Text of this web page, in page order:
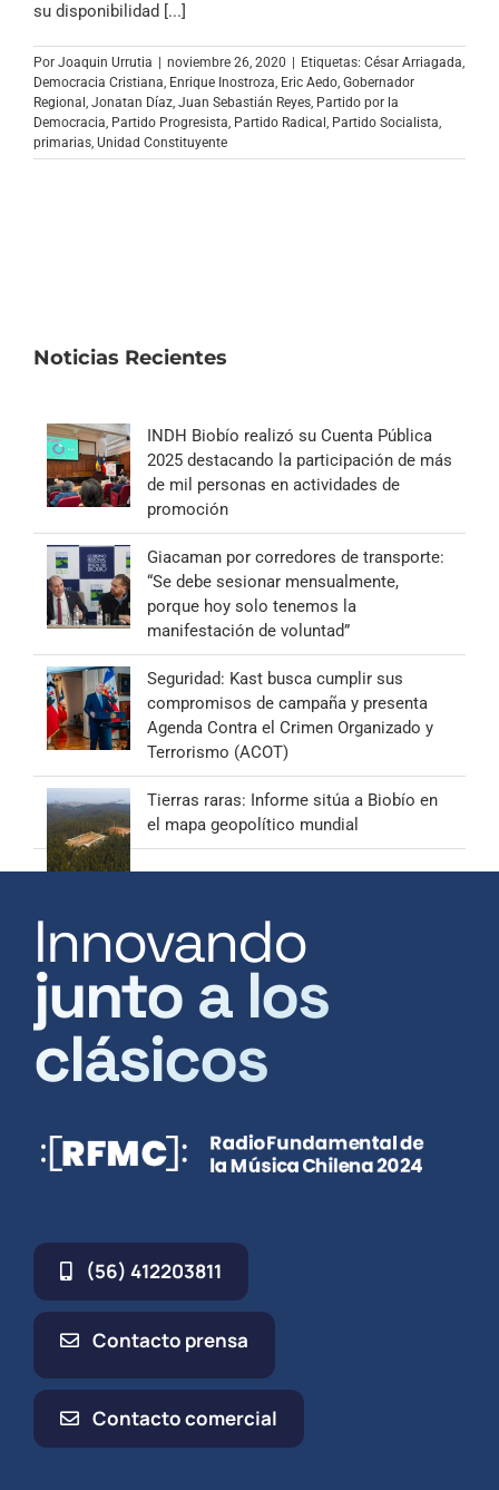
su disponibilidad [...]
Por Joaquin Urrutia noviembre 26, 2020 Etiquetas: César Arriagada,
Democracia Cristiana, Enrique Inostroza, Eric Aedo, Gobernador
Regional , Jonatan Díaz, Juan Sebastián Reyes, Partido por la
Democracia, Partido Progresista, Partido Radical , Partido Socialista,
primarias, Unidad Constituyente
Noticias Recientes
INDH Biobío realizó su Cuenta Pública
2025 destacando la participación de más
de mil personas en actividades de
promoción
Giacaman por corredores de transporte:
“Se debe sesionar mensualmente,
porque hoy solo tenemos la
manifestación de voluntad”
Seguridad: Kast busca cumplir sus
compromisos de campaña y presenta
Agenda Contra el Crimen Organizado y
Terrorismo (ACOT)
Tierras raras: Informe sitúa a Biobío en
el mapa geopolítico mundial
Innovando
junto a los
clásicos
(56) 412203811
Contacto prensa
Contacto comercial